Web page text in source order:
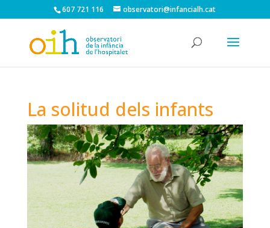
607 721 116 observatori@infancialh.cat
La solitud dels infants